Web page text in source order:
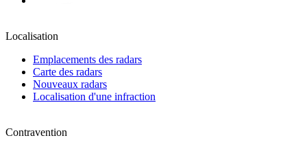
Localisation
Emplacements des radars
Carte des radars
Nouveaux radars
Localisation d'une infraction
Contravention